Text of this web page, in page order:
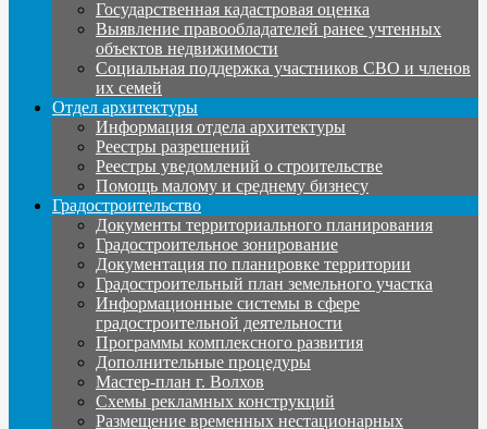
Государственная кадастровая оценка
Выявление правообладателей ранее учтенных
объектов недвижимости
Социальная поддержка участников СВО и членов
их семей
Отдел архитектуры
Информация отдела архитектуры
Реестры разрешений
Реестры уведомлений о строительстве
Помощь малому и среднему бизнесу
Градостроительство
Документы территориального планирования
Градостроительное зонирование
Документация по планировке территории
Градостроительный план земельного участка
Информационные системы в сфере
градостроительной деятельности
Программы комплексного развития
Дополнительные процедуры
Мастер-план г. Волхов
Схемы рекламных конструкций
Размещение временных нестационарных